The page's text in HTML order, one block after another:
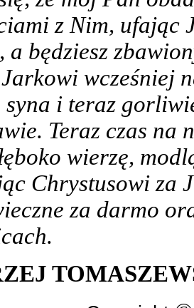
z Nim, ufając
a będziesz
wcześniej
syna i teraz
Teraz czas na
wierzę,
Chrystusowi za
za darmo